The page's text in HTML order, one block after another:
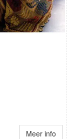
Meer info